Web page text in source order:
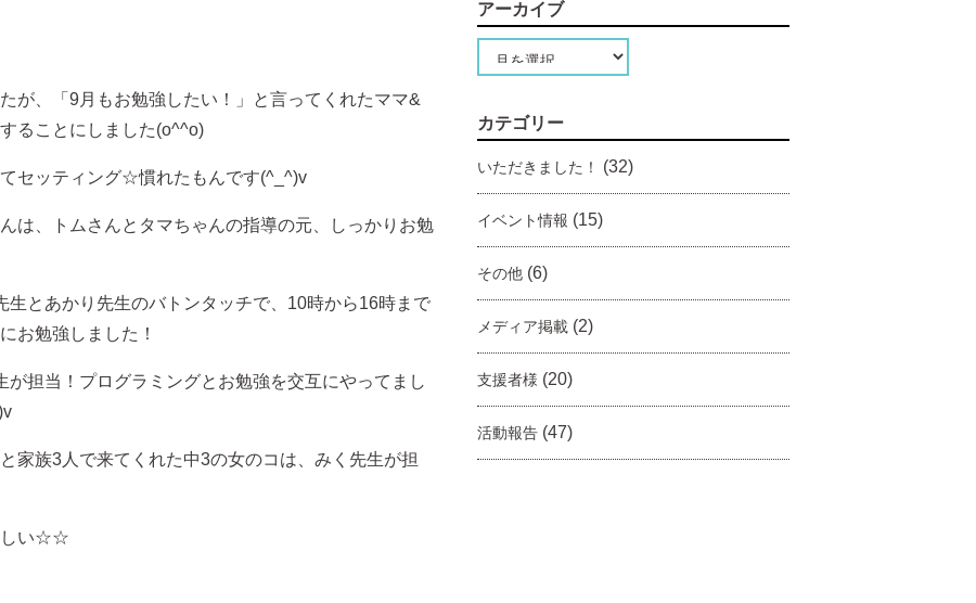
News
が、「9月もお勉強したい！」と言ってくれたママ&
ることにしました(o^^o)
セッティング☆慣れたもんです(^_^)v
は、トムさんとタマちゃんの指導の元、しっかりお勉
とあかり先生のバトンタッチで、10時から16時まで
勉強しました！
担当！プログラミングとお勉強を交互にやってまし
家族3人で来てくれた中3の女のコは、みく先生が担
しい☆☆
アーカイブ
カテゴリー
いただきました！ (32)
イベント情報 (15)
その他 (6)
メディア掲載 (2)
支援者様 (20)
活動報告 (47)